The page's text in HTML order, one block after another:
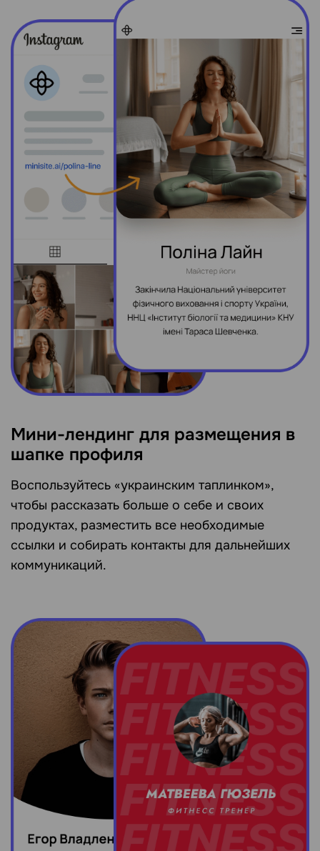
Мини-лендинг для размещения в
шапке профиля
Воспользуйтесь «украинским таплинком»,
чтобы рассказать больше о себе и своих
продуктах, разместить все необходимые
ссылки и собирать контакты для дальнейших
коммуникаций.